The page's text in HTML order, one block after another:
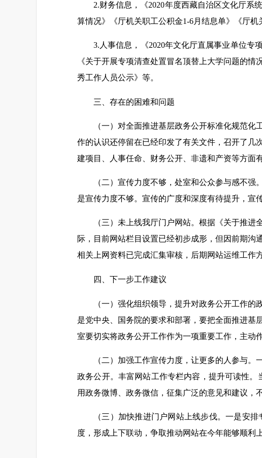
2.财务信息，《2020年度西藏自治区文化厅系
算情况》《厅机关职工公积金1-6月结息单》《厅
3.人事信息，《2020年文化厅直属事业单位专
《关于开展专项清查处置冒名顶替上大学问题的
秀工作人员公示》等。
三、存在的困难和问题
（一）对全面推进基层政务公开标准化规范
作的认识还停留在已经印发了有关文件，召开了几
建项目、人事任命、财务公开、非遗和产资等方面
（二）宣传力度不够，处室和公众参与感不
是宣传力度不够。宣传的广度和深度有待提升，宣
（三）未上线我厅门户网站。根据《关于推
际，目前网站栏目设置已经初步成形，但因前期
相关上网资料已完成汇集审核，后期网站运维工作
四、下一步工作建议
（一）强化组织领导，提升对政务公开工作
是党中央、国务院的要求和部署，要把全面推进基
室要切实将政务公开工作作为一项重要工作，主动
（二）加强工作宣传力度，让更多的人参与
政务公开。丰富网站工作专栏内容，提升可读性。
用政务微博、政务微信，征集广泛的意见和建议，
（三）加快推进门户网站上线步伐。一是安
度，形成上下联动，争取推动网站在今年能够顺利